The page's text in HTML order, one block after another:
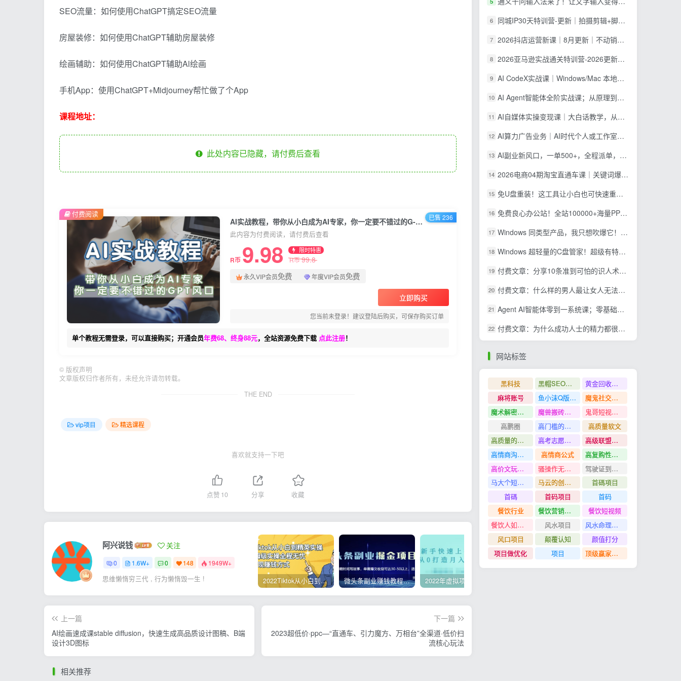
SEO流量：如何使用ChatGPT搞定SEO流量
房屋装修：如何使用ChatGPT辅助房屋装修
绘画辅助：如何使用ChatGPT辅助Al绘画
手机App：使用ChatGPT+Midjourney帮忙做了个App
课程地址：
此处内容已隐藏，请付费后查看
AI实战教程，带你从小白成为AI专家，你一定要不错过的G-P-T风口
此内容为付费阅读，请付费后查看
R币 9.98 限时特惠
R币99.8
永久VIP会员免费 年度VIP会员免费
立即购买
您当前未登录！建议登陆后购买，可保存购买订单
单个教程无需登录，可以直接购买；开通会员年费68、终身88元，全站资源免费下载 点此注册！
付费阅读 已售 236
© 版权声明
文章版权归作者所有，未经允许请勿转载。
THE END
vip项目 精选课程
喜欢就支持一下吧
点赞 10 分享 收藏
阿兴说钱 关注
0 1.6W+ 0 148 1949W+
思维懒惰穷三代 , 行为懒惰毁一生 ! 2022Tiktok从小白到精英实操，0-1保姆级实操全程无忧，多种变现赚钱方式 微头条副业赚钱教程，项目单号单天做到50-100+收益
上一篇
AI绘画速成课stable diffusion，快速生成高品质设计图稿、B端
设计3D图标
下一篇
2023超低价·ppc—“直通车、引力魔方、万相台”全渠道·低价扫
流核心玩法
相关推荐
6 同城IP30天特训营-更新｜拍摄剪辑+脚本文案+引流成交，打爆本地流量提升门店业绩实操教学
7 2026抖店运营新课｜8月更新｜不动销起店+商品卡爆发｜达人玩法+店群批量复制｜轻松玩转抖音小店全域流量
8 2026亚马逊实战通关特训营-2026更新，多维选品+渐进式打法+AI应用，从0到1打造盈利店铺
9 AI CodeX实战课｜Windows/Mac 本地部署｜API 对接调通｜Skill 自制｜漫剧剪辑｜网站 VR 项目｜AI项目落地全教程
10 AI Agent智能体全阶实战课；从原理到实操全程手把手，无需编程基础也能搭建自动运行的智能体
11 AI自媒体实操变现课｜大白话教学，从短剧漫剧到动画制作，零基础也能掌握爆款内容创作与变现全流程
12 AI算力广告业务｜AI时代个人或工作室新赛道
13 AI副业新风口，一单500+，全程派单，0门槛直接干
14 2026电商04期淘宝直通车课｜关键词爆打矩阵，多计划低出价，新品爆款差异化投放实操教学
15 免U盘重装！这工具让小白也可快速重装 Windows，支持无人值守配置，数据无忧 CmzPrep_Rev2
16 免费良心办公站！全站100000+海量PPT素材免费下载，每日更新，分类清晰，免注册登录下载 爱PPT网
17 Windows 同类型产品，我只想吹爆它！把听歌变成了一场沉浸式视听现场，支持多平台歌单播放 Mineradio
18 Windows 超轻量的C盘管家！超级有特点，支持磁盘分析及清理提醒，2M大小体积，完全免费 C盘管家
19 付费文章：分享10条准到可怕的识人术术，希望能帮到大家。
20 付费文章：什么样的男人最让女人无法抵抗？
21 Agent AI智能体零到一系统课；零基础也能学会自动化实战，从核心概念到Coze工作流搭建完整覆盖
22 付费文章：为什么成功人士的精力都很旺盛？
网站标签
黑科技 黑帽SEO案例分析
黄金回收奢侈品
麻将账号
鱼小沫Q版人物团练课
魔鬼社交实战课全套课程
魔术解密教程
魔兽搬砖搞钱
鬼哥短视频底层逻辑
高鹏圈
高门槛的生意
高质量软文
高质量的问答和知识分享
高考志愿填报
高级联盟营销教程
高情商沟通管理课
高情商公式
高复购性行业
高价文玩众筹分红项目
骚操作无脑裂变
驾驶证到期换证
马大个短视频投放课
马云的创业故事
首碼項目
首碼
首码项目
首码
餐饮行业
餐饮营销管理特训班
餐饮短视频
餐饮人如何用团购给门店拓客
风水项目
风水命理项目
风口项目
颠覆认知
颜值打分
项目做优化
项目 顶级赢家思维